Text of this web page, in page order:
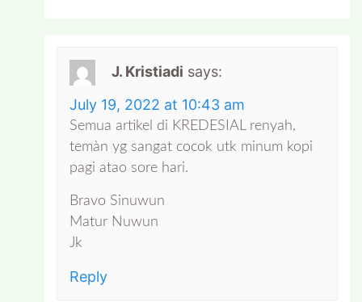
J. Kristiadi says:
July 19, 2022 at 10:43 am
Semua artikel di KREDESIAL renyah,
temàn yg sangat cocok utk minum kopi
pagi atao sore hari.
Bravo Sinuwun
Matur Nuwun
Jk
Reply